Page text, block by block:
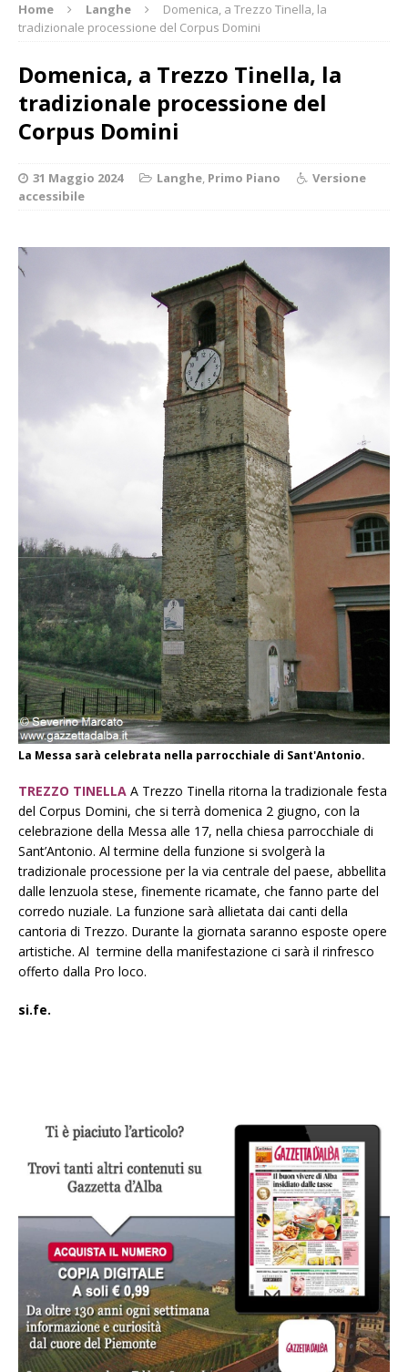
Home Langhe
Domenica, a Trezzo Tinella, la
tradizionale processione del Corpus Domini
Domenica, a Trezzo Tinella, la
tradizionale processione del
Corpus Domini
31 Maggio 2024 Langhe, Primo Piano
Versione
accessibile
La Messa sarà celebrata nella parrocchiale di Sant'Antonio.
TREZZO TINELLA A Trezzo Tinella ritorna la tradizionale festa
del Corpus Domini, che si terrà domenica 2 giugno, con la
celebrazione della Messa alle 17, nella chiesa parrocchiale di
Sant’Antonio. Al termine della funzione si svolgerà la
tradizionale processione per la via centrale del paese, abbellita
dalle lenzuola stese, finemente ricamate, che fanno parte del
corredo nuziale. La funzione sarà allietata dai canti della
cantoria di Trezzo. Durante la giornata saranno esposte opere
artistiche. Al termine della manifestazione ci sarà il rinfresco
offerto dalla Pro loco.
si.fe.